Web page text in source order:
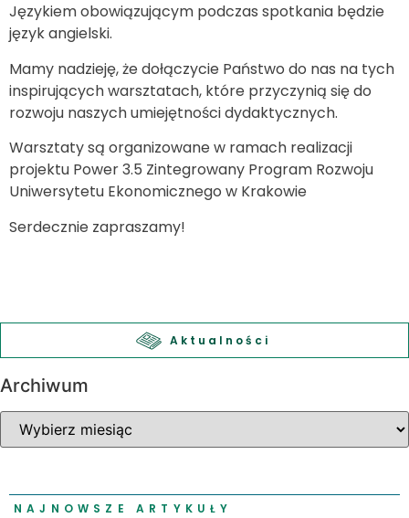
Językiem obowiązującym podczas spotkania będzie
język angielski.
Mamy nadzieję, że dołączycie Państwo do nas na tych
inspirujących warsztatach, które przyczynią się do
rozwoju naszych umiejętności dydaktycznych.
Warsztaty są organizowane w ramach realizacji
projektu Power 3.5 Zintegrowany Program Rozwoju
Uniwersytetu Ekonomicznego w Krakowie
Serdecznie zapraszamy!
Aktualności
Archiwum
NAJNOWSZE ARTYKUŁY